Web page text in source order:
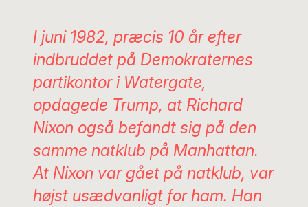
I juni 1982, præcis 10 år efter
indbruddet på Demokraternes
partikontor i Watergate,
opdagede Trump, at Richard
Nixon også befandt sig på den
samme natklub på Manhattan.
At Nixon var gået på natklub, var
højst usædvanligt for ham. Han